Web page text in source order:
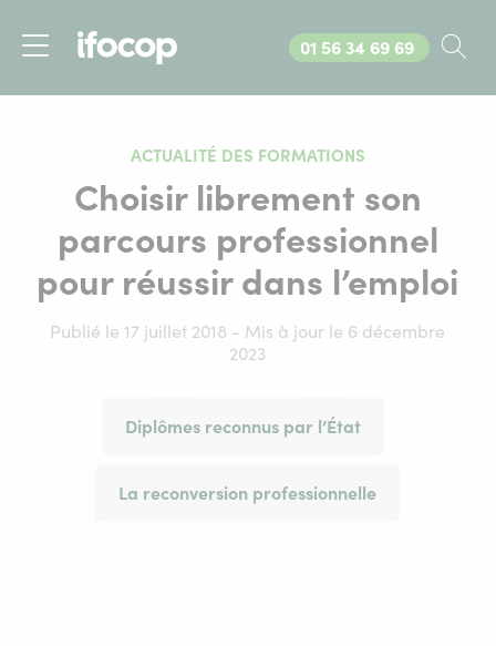
Menu
Appelez-nous au
01 56 34 69 69
ACTUALITÉ DES FORMATIONS
Choisir librement son
parcours professionnel
pour réussir dans l’emploi
Publié le 17 juillet 2018 - Mis à jour le 6 décembre
2023
Diplômes reconnus par l’État
La reconversion professionnelle